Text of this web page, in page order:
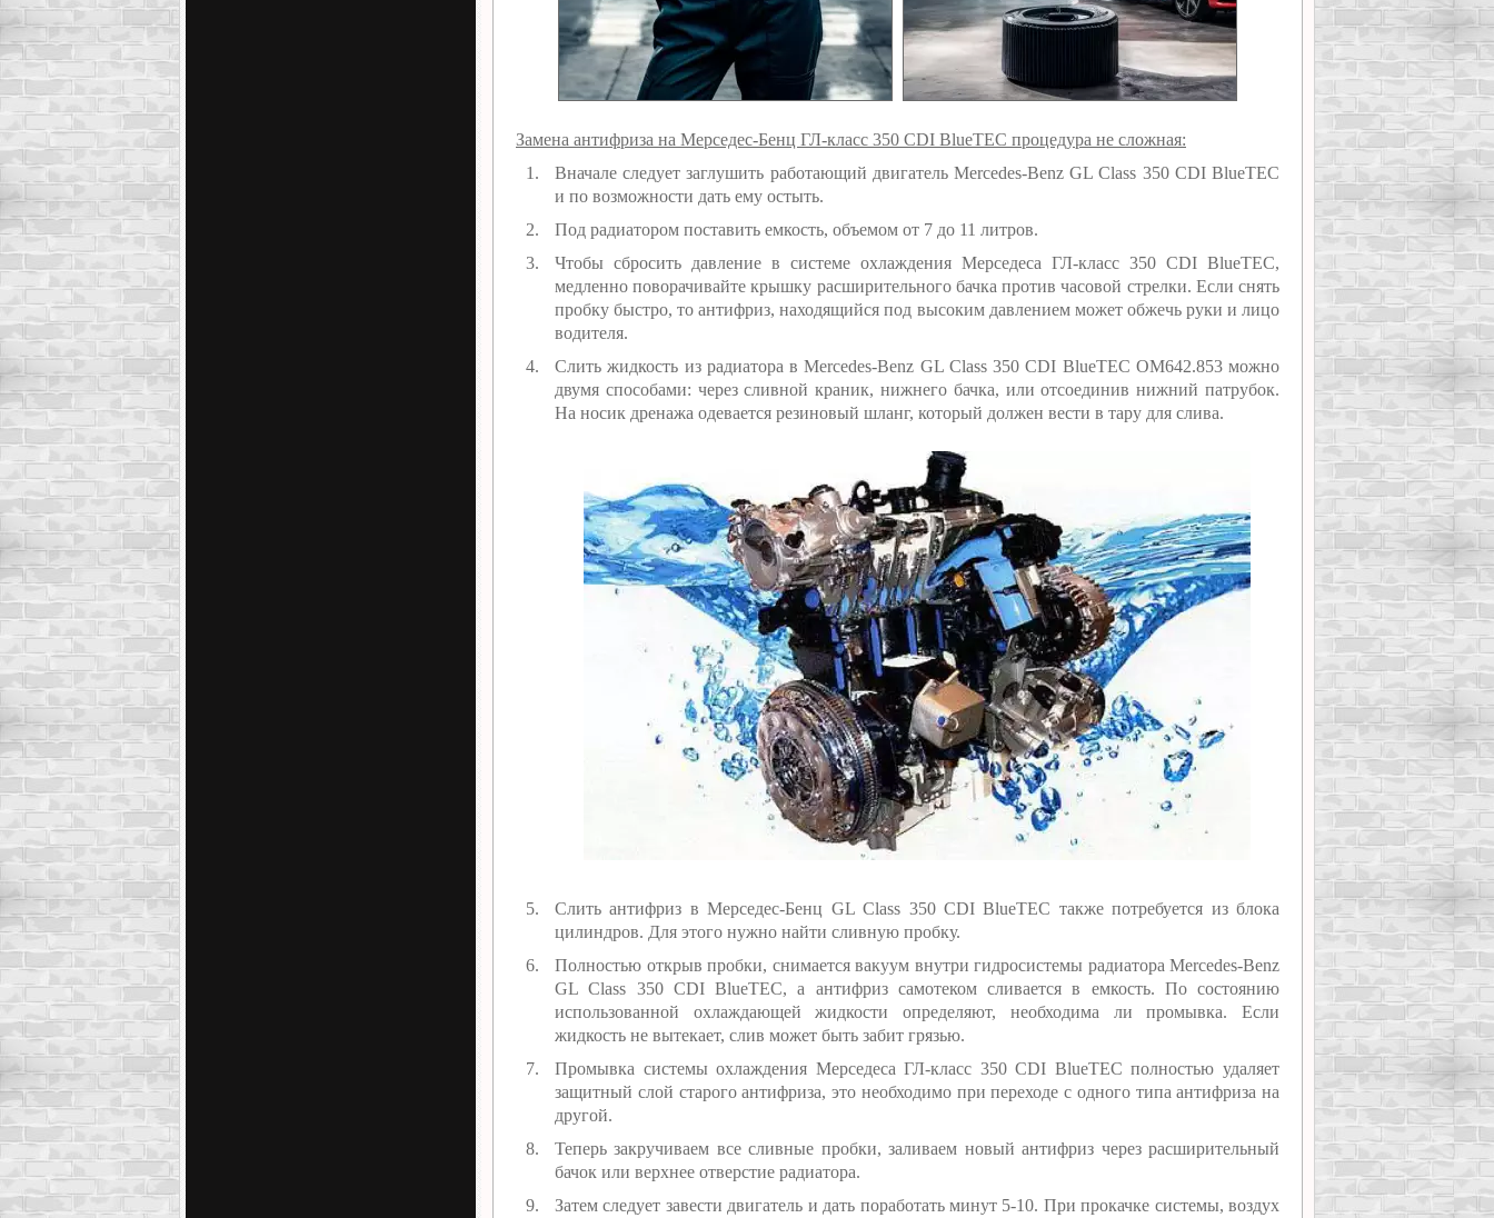
Замена антифриза на Мерседес-Бенц ГЛ-класс 350 CDI BlueTEC процедура не сложная:
Вначале следует заглушить работающий двигатель Mercedes-Benz GL Class 350 CDI BlueTEC
и по возможности дать ему остыть.
Под радиатором поставить емкость, объемом от 7 до 11 литров.
Чтобы сбросить давление в системе охлаждения Мерседеса ГЛ-класс 350 CDI BlueTEC,
медленно поворачивайте крышку расширительного бачка против часовой стрелки. Если снять
пробку быстро, то антифриз, находящийся под высоким давлением может обжечь руки и лицо
водителя.
Слить жидкость из радиатора в Mercedes-Benz GL Class 350 CDI BlueTEC OM642.853 можно
двумя способами: через сливной краник, нижнего бачка, или отсоединив нижний патрубок.
На носик дренажа одевается резиновый шланг, который должен вести в тару для слива.
Слить антифриз в Мерседес-Бенц GL Class 350 CDI BlueTEC также потребуется из блока
цилиндров. Для этого нужно найти сливную пробку.
Полностью открыв пробки, снимается вакуум внутри гидросистемы радиатора Mercedes-Benz
GL Class 350 CDI BlueTEC, а антифриз самотеком сливается в емкость. По состоянию
использованной охлаждающей жидкости определяют, необходима ли промывка. Если
жидкость не вытекает, слив может быть забит грязью.
Промывка системы охлаждения Мерседеса ГЛ-класс 350 CDI BlueTEC полностью удаляет
защитный слой старого антифриза, это необходимо при переходе с одного типа антифриза на
другой.
Теперь закручиваем все сливные пробки, заливаем новый антифриз через расширительный
бачок или верхнее отверстие радиатора.
Затем следует завести двигатель и дать поработать минут 5-10. При прокачке системы, воздух